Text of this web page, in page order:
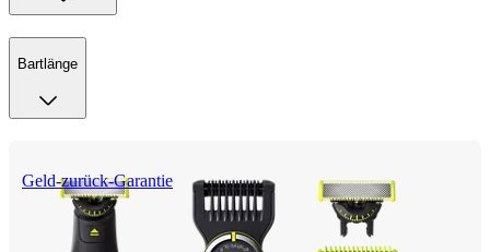
Bartlänge
Geld-zurück-Garantie